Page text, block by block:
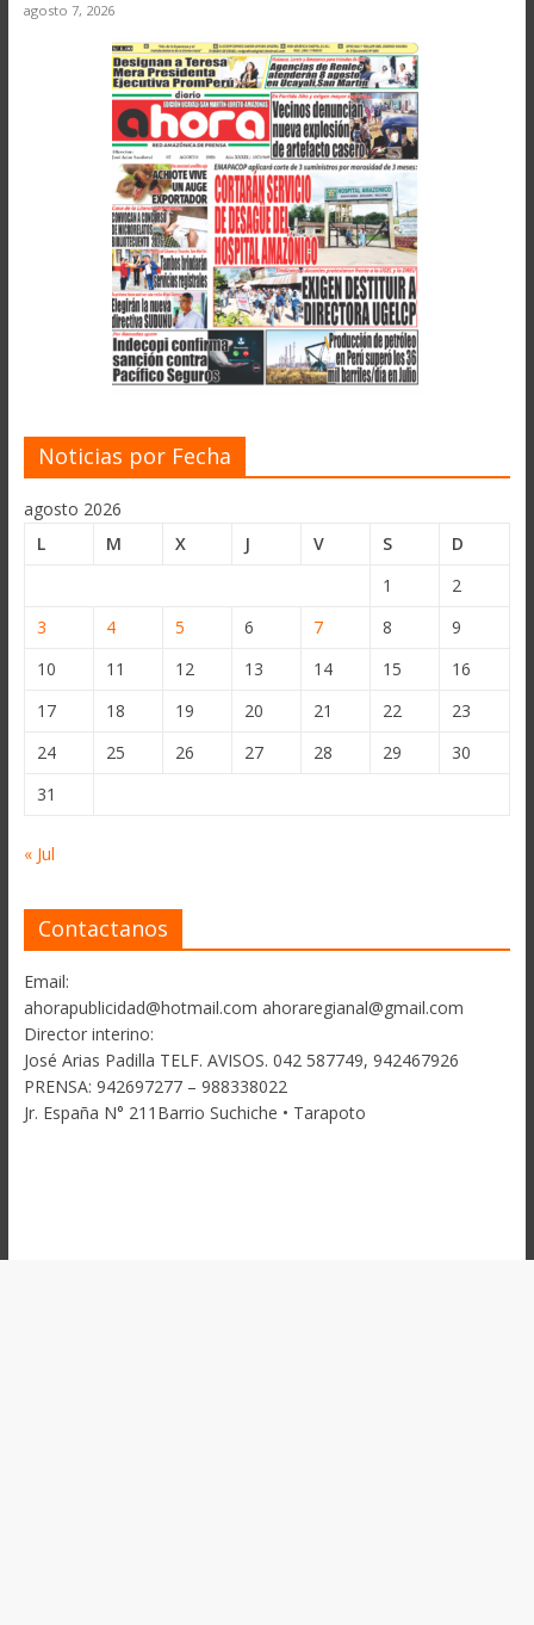
agosto 7, 2026
Noticias por Fecha
agosto 2026
L
M X J V S
D
1
2
3
4 5 6 7 8
9
10
11 12 13 14 15
16
17
18 19 20 21 22
23
24
25 26 27 28 29
30
31
« Jul
Contactanos
Email:
ahorapublicidad@hotmail.com ahoraregianal@gmail.com
Director interino:
José Arias Padilla TELF. AVISOS. 042 587749, 942467926
PRENSA: 942697277 – 988338022
Jr. España N° 211Barrio Suchiche • Tarapoto